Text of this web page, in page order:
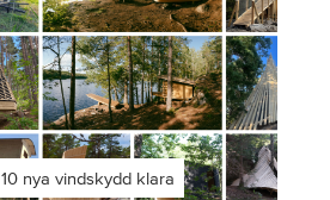
10 nya vindskydd klara